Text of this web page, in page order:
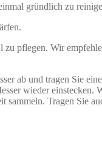
gründlich zu
zu pflegen. Wir
ab und tragen Sie
wieder einstecken.
sammeln. Tragen Sie